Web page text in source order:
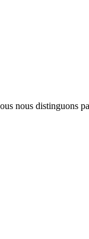
nous distinguons